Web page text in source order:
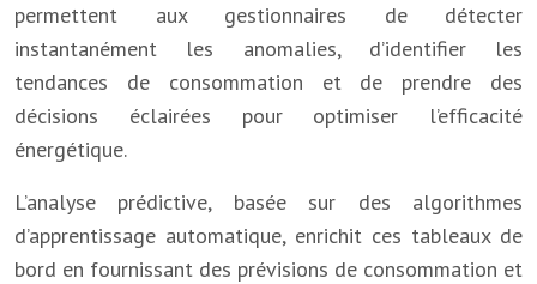
permettent aux gestionnaires de détecter
instantanément les anomalies, d’identifier les
tendances de consommation et de prendre des
décisions éclairées pour optimiser l’efficacité
énergétique.
L’analyse prédictive, basée sur des algorithmes
d’apprentissage automatique, enrichit ces tableaux de
bord en fournissant des prévisions de consommation et